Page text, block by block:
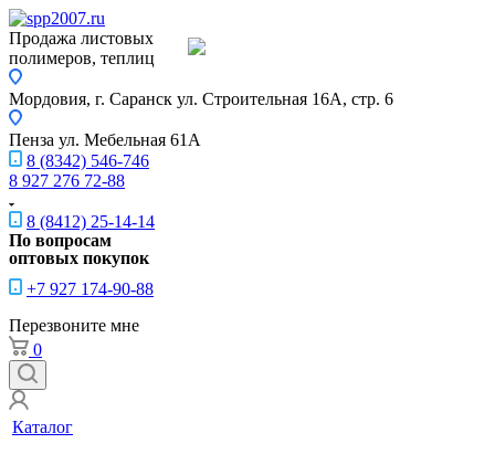
Продажа листовых
полимеров, теплиц
Мордовия, г. Саранск ул. Строительная 16A, стр. 6
Пенза ул. Мебельная 61А
8 (8342) 546-746
8 927 276 72-88
8 (8412) 25-14-14
По вопросам
оптовых покупок
+7 927 174-90-88
Перезвоните мне
0
Каталог